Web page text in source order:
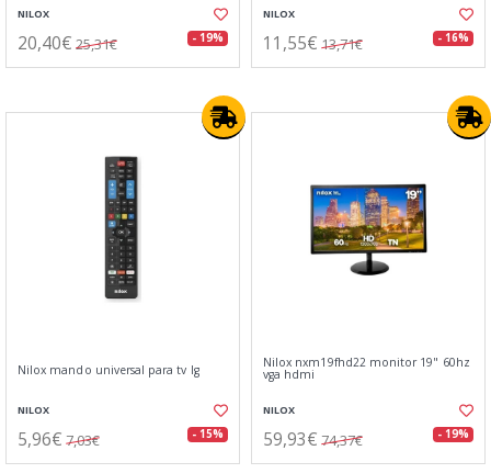
NILOX
20,40€ 25,31€ - 19%
NILOX
11,55€ 13,71€ - 16%
Nilox mando universal para tv lg
NILOX
5,96€ 7,03€ - 15%
Nilox nxm19fhd22 monitor 19" 60hz
vga hdmi
NILOX
59,93€ 74,37€ - 19%